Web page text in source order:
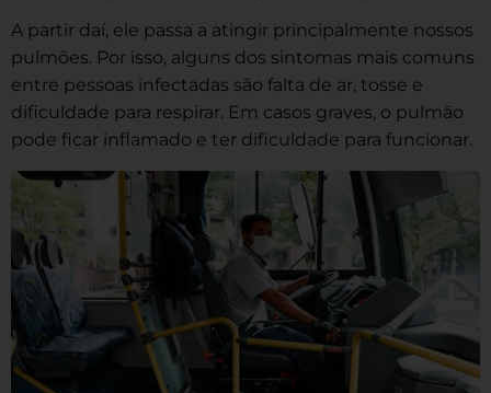
A partir daí, ele passa a atingir principalmente nossos
pulmões. Por isso, alguns dos sintomas mais comuns
entre pessoas infectadas são falta de ar, tosse e
dificuldade para respirar. Em casos graves, o pulmão
pode ficar inflamado e ter dificuldade para funcionar.